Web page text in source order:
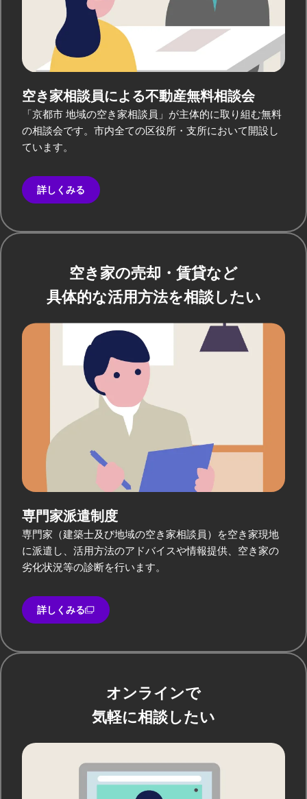
空き家相談員による不動産無料相談会
「京都市 地域の空き家相談員」が主体的に取り組む無料
の相談会です。市内全ての区役所・支所において開設し
ています。
詳しくみる
空き家の売却・賃貸など
具体的な活用方法を相談したい
専門家派遣制度
専門家（建築士及び地域の空き家相談員）を空き家現地
に派遣し、活用方法のアドバイスや情報提供、空き家の
劣化状況等の診断を行います。
詳しくみる
オンラインで
気軽に相談したい